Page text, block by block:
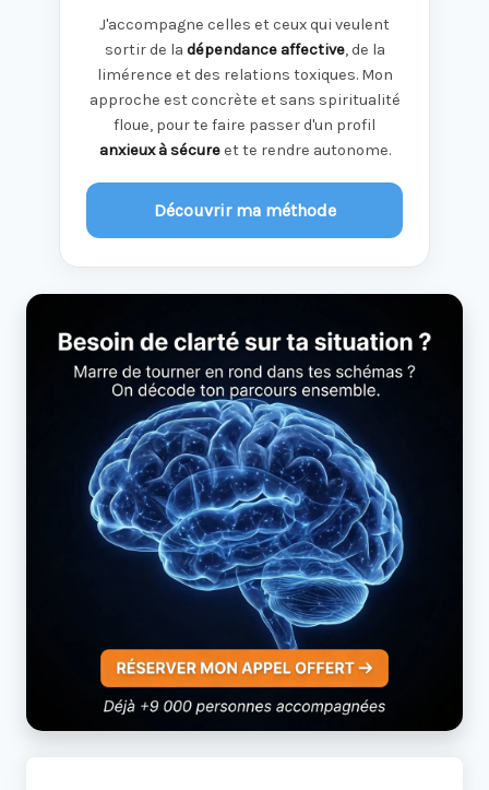
J'accompagne celles et ceux qui veulent
sortir de la dépendance affective, de la
limérence et des relations toxiques. Mon
approche est concrète et sans spiritualité
floue, pour te faire passer d'un profil
anxieux à sécureet te rendre autonome.
Découvrir ma méthode